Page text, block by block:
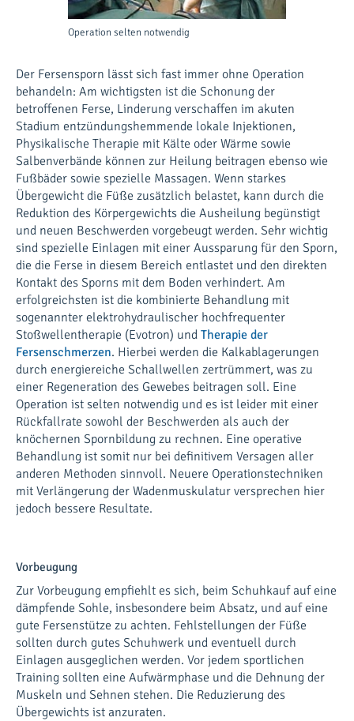
Operation selten notwendig
Der Fersensporn lässt sich fast immer ohne Operation
behandeln: Am wichtigsten ist die Schonung der
betroffenen Ferse, Linderung verschaffen im akuten
Stadium entzündungshemmende lokale Injektionen,
Physikalische Therapie mit Kälte oder Wärme sowie
Salbenverbände können zur Heilung beitragen ebenso wie
Fußbäder sowie spezielle Massagen. Wenn starkes
Übergewicht die Füße zusätzlich belastet, kann durch die
Reduktion des Körpergewichts die Ausheilung begünstigt
und neuen Beschwerden vorgebeugt werden. Sehr wichtig
sind spezielle Einlagen mit einer Aussparung für den Sporn,
die die Ferse in diesem Bereich entlastet und den direkten
Kontakt des Sporns mit dem Boden verhindert. Am
erfolgreichsten ist die kombinierte Behandlung mit
sogenannter elektrohydraulischer hochfrequenter
Stoßwellentherapie (Evotron) und Therapie der
Fersenschmerzen. Hierbei werden die Kalkablagerungen
durch energiereiche Schallwellen zertrümmert, was zu
einer Regeneration des Gewebes beitragen soll. Eine
Operation ist selten notwendig und es ist leider mit einer
Rückfallrate sowohl der Beschwerden als auch der
knöchernen Spornbildung zu rechnen. Eine operative
Behandlung ist somit nur bei definitivem Versagen aller
anderen Methoden sinnvoll. Neuere Operationstechniken
mit Verlängerung der Wadenmuskulatur versprechen hier
jedoch bessere Resultate.
Vorbeugung
Zur Vorbeugung empfiehlt es sich, beim Schuhkauf auf eine
dämpfende Sohle, insbesondere beim Absatz, und auf eine
gute Fersenstütze zu achten. Fehlstellungen der Füße
sollten durch gutes Schuhwerk und eventuell durch
Einlagen ausgeglichen werden. Vor jedem sportlichen
Training sollten eine Aufwärmphase und die Dehnung der
Muskeln und Sehnen stehen. Die Reduzierung des
Übergewichts ist anzuraten.